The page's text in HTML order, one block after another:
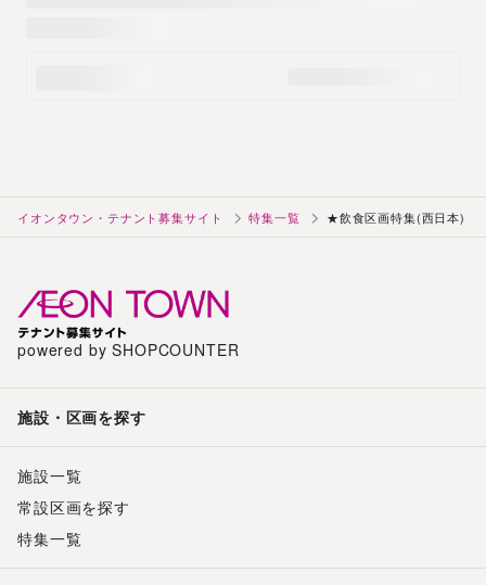
イオンタウン・テナント募集サイト 特集一覧 ★飲食区画特集(西日本)
powered by SHOPCOUNTER
施設・区画を探す
施設一覧
常設区画を探す
特集一覧